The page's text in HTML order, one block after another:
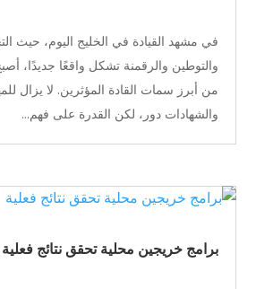
في مشهد القيادة في الخليج اليوم، حيث
والتوطين والرقمنة تشكل واقعًا جديدًا،
من أبرز سمات القادة المؤثرين. لا يزال
والشهادات دور، لكن القدرة على فهم...
برامج خريجين محلية تحقق نتائج فعلية